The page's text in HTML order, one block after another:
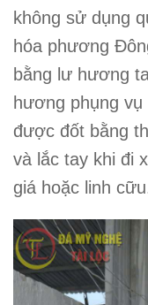
không sử dụng
hóa phương
bằng lư hương
hương phụng vụ
được đốt bằng
và lắc tay khi đi
giá hoặc linh